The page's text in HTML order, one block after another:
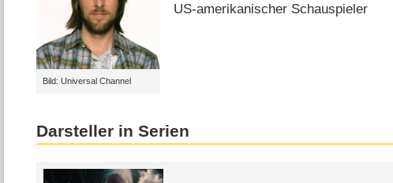
Bild: Universal Channel
US-amerikanischer Schauspieler
Darsteller in Serien